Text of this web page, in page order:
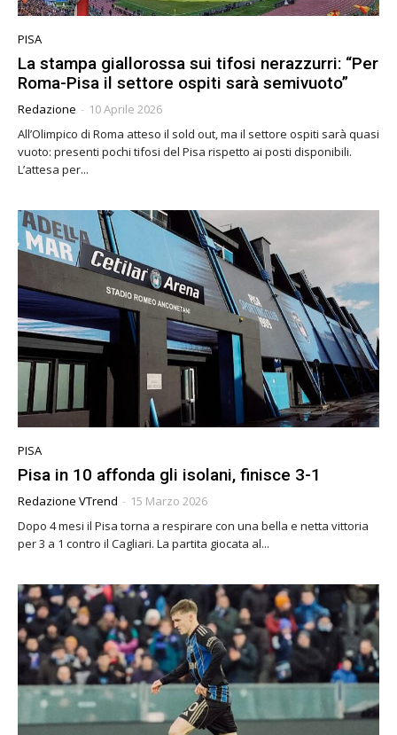
PISA
La stampa giallorossa sui tifosi nerazzurri: “Per
Roma-Pisa il settore ospiti sarà semivuoto”
Redazione - 10 Aprile 2026
All’Olimpico di Roma atteso il sold out, ma il settore ospiti sarà quasi
vuoto: presenti pochi tifosi del Pisa rispetto ai posti disponibili.
L’attesa per...
PISA
Pisa in 10 affonda gli isolani, finisce 3-1
Redazione VTrend - 15 Marzo 2026
Dopo 4 mesi il Pisa torna a respirare con una bella e netta vittoria
per 3 a 1 contro il Cagliari. La partita giocata al...